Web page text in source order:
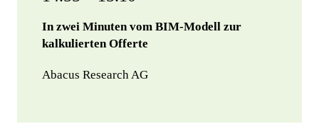
In zwei Minuten vom BIM-Modell zur
kalkulierten Offerte
Abacus Research AG